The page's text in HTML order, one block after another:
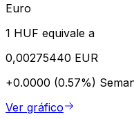
Euro
1 HUF equivale a
0,00275440 EUR
+0.0000 (0.57%)
Ver gráfico